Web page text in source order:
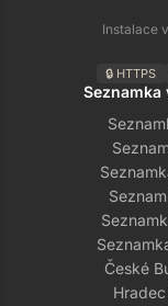
Instalace
🔒 HTTPS
Seznamka
České